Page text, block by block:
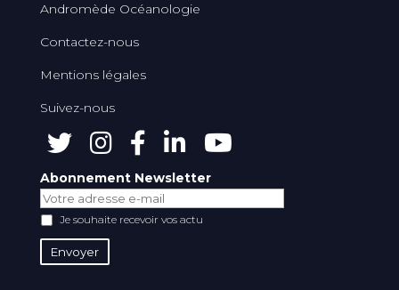
Andromède Océanologie
Contactez-nous
Mentions légales
Suivez-nous
Abonnement Newsletter
Je souhaite recevoir vos actu